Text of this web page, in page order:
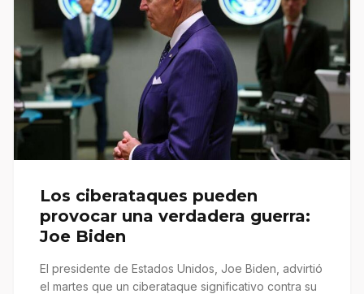
Los ciberataques pueden
provocar una verdadera guerra:
Joe Biden
El presidente de Estados Unidos, Joe Biden, advirtió
el martes que un ciberataque significativo contra su